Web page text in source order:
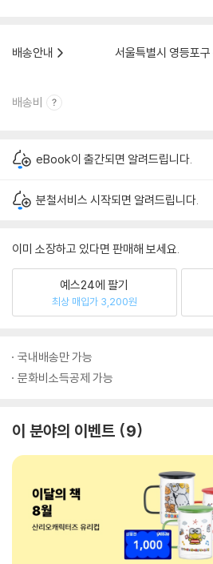
배송안내
서울특별시 영등포
배송비
eBook이 출간되면 알려드립니다.
분철서비스 시작되면 알려드립니다.
이미 소장하고 있다면 판매해 보세요.
예스24에 팔기
최상 매입가 3,200원
국내배송만 가능
문화비소득공제 가능
이 분야의 이벤트 9